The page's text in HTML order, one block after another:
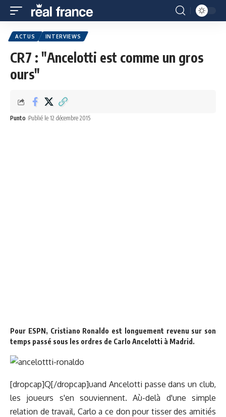
ACTUS INTERVIEWS
CR7 : "Ancelotti est comme un gros
ours"
Punto Publié le 12 décembre 2015
Pour ESPN, Cristiano Ronaldo est longuement revenu sur son
temps passé sous les ordres de Carlo Ancelotti à Madrid.
[dropcap]Q[/dropcap]uand Ancelotti passe dans un club,
les joueurs s'en souviennent. Aù-delà d'une simple
relation de travail, Carlo a ce don pour tisser des amitiés